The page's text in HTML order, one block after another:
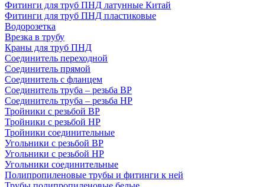
Фитинги для труб ПНД латунные Китай
Фитинги для труб ПНД пластиковые
Водорозетка
Врезка в трубу
Краны для труб ПНД
Соединитель переходной
Соединитель прямой
Соединитель с фланцем
Соединитель труба – резьба ВР
Соединитель труба – резьба НР
Тройники с резьбой ВР
Тройники с резьбой НР
Тройники соединительные
Угольники с резьбой ВР
Угольники с резьбой НР
Угольники соединительные
Полипропиленовые трубы и фитинги к ней